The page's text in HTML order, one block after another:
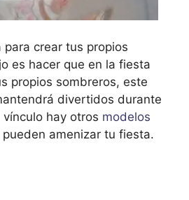
crear tus propios
es hacer que en la fiesta
propios sombreros, este
divertidos durante
hay otros modelos
pueden amenizar tu fiesta.